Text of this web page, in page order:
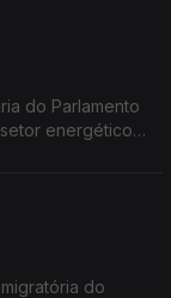
do Parlamento
energético
do